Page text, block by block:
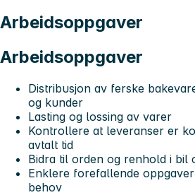
Arbeidsoppgaver
Arbeidsoppgaver
Distribusjon av ferske
og kunder
Lasting og lossing av varer
Kontrollere at leveranser er
avtalt tid
Bidra til orden og renhold i bil
Enklere forefallende
behov